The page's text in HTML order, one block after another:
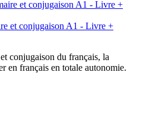
et conjugaison A1 - Livre +
conjugaison du français, la
en français en totale autonomie.